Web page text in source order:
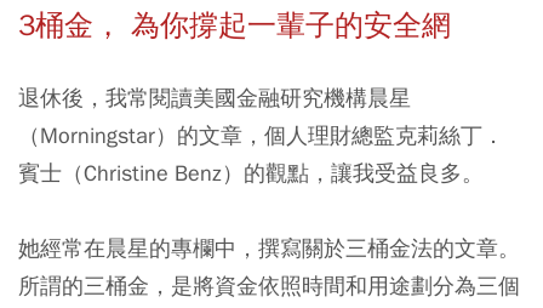
3桶金， 為你撐起一輩子的安全網
退休後，我常閱讀美國金融研究機構晨星
（Morningstar）的文章，個人理財總監克莉絲丁．
賓士（Christine Benz）的觀點，讓我受益良多。
她經常在晨星的專欄中，撰寫關於三桶金法的文章。
所謂的三桶金，是將資金依照時間和用途劃分為三個